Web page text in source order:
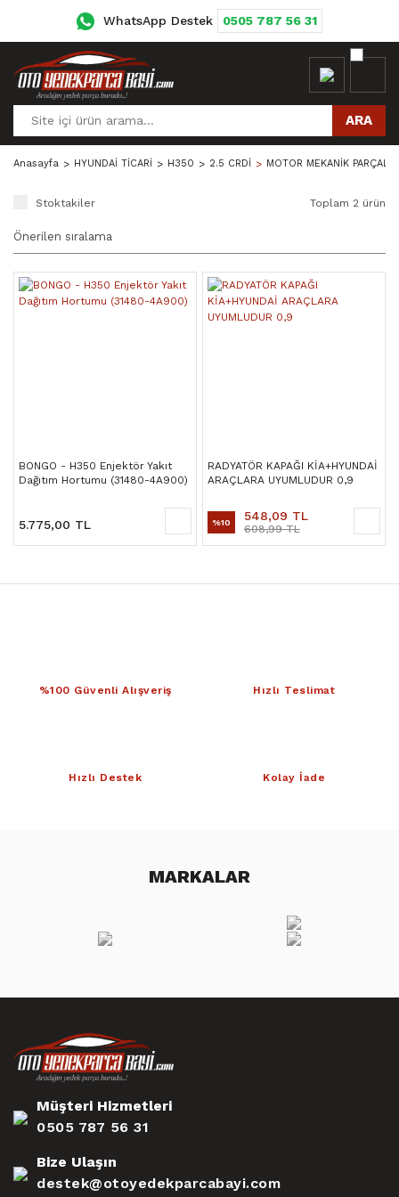
WhatsApp Destek 0505 787 56 31
ARA
Anasayfa HYUNDAİ TİCARİ H350 2.5 CRDİ MOTOR MEKANİK
Stoktakiler Toplam 2 ürün
BONGO - H350 Enjektör Yakıt
Dağıtım Hortumu (31480-4A900)
5.775,00 TL
RADYATÖR KAPAĞI KİA+HYUNDAİ
ARAÇLARA UYUMLUDUR 0,9
%10 548,09 TL
608,99 TL
%100 Güvenli Alışveriş Hızlı Teslimat
Hızlı Destek Kolay İade
MARKALAR
Müşteri Hizmetleri
0505 787 56 31
Bize Ulaşın
destek@otoyedekparcabayi.com